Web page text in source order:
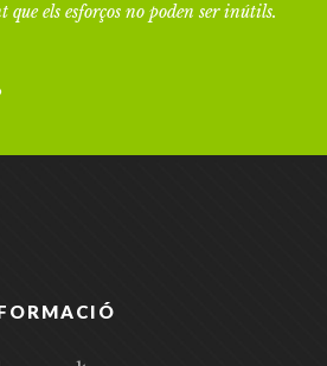
els esforços no poden ser inútils.